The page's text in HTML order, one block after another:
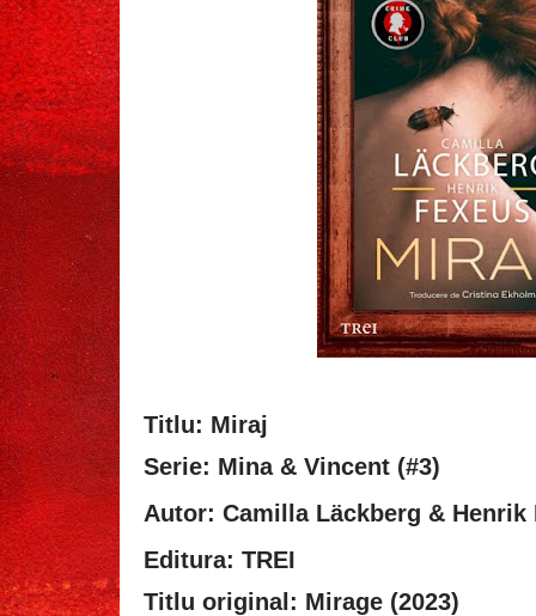
Titlu: Miraj
Serie: Mina & Vincent (#3)
Autor: Camilla Läckberg & Henrik
Editura: TREI
Titlu original: Mirage (2023)